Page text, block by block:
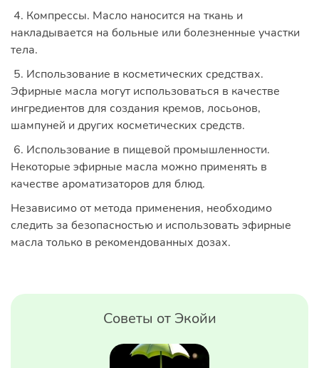
4. Компрессы. Масло наносится на ткань и
накладывается на больные или болезненные участки
тела.
5. Использование в косметических средствах.
Эфирные масла могут использоваться в качестве
ингредиентов для создания кремов, лосьонов,
шампуней и других косметических средств.
6. Использование в пищевой промышленности.
Некоторые эфирные масла можно применять в
качестве ароматизаторов для блюд.
Независимо от метода применения, необходимо
следить за безопасностью и использовать эфирные
масла только в рекомендованных дозах.
Советы от Экойи